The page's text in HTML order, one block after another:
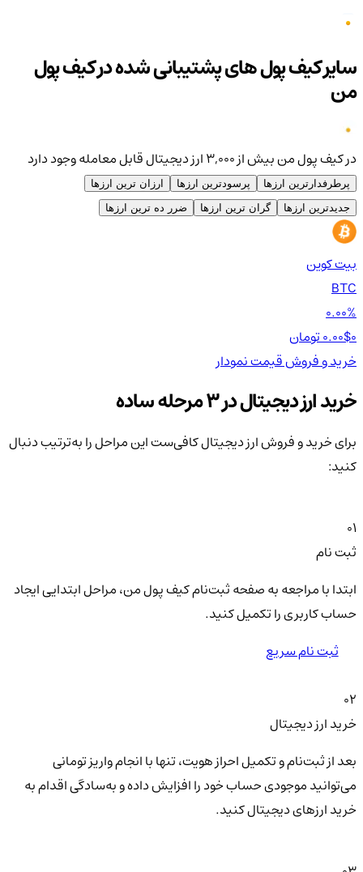
سایر کیف پول های پشتیبانی شده در کیف پول
من
در کیف پول من بیش از ۳,۰۰۰ ارز دیجیتال قابل معامله وجود دارد
پرطرفدارترین ارزها پرسودترین ارزها
ارزان ترین ارزها
جدیدترین ارزها
گران ترین ارزها ضرر ده ترین ارزها
بیت کوین
BTC
0.00%
0.00$
خرید و فروشقیمتنمودار
خرید ارز دیجیتال در 3 مرحله ساده
برای خرید و فروش ارز دیجیتال کافی‌ست این مراحل را به‌ترتیب دنبال
کنید:
01
ثبت نام
ابتدا با مراجعه به صفحه ثبت‌نام کیف‌ پول من، مراحل ابتدایی ایجاد
حساب کاربری را تکمیل کنید.
ثبت نام سریع
02
خرید ارز دیجیتال
بعد از ثبت‌نام و تکمیل احراز هویت، تنها با انجام واریز تومانی
می‌توانید موجودی حساب خود را افزایش داده و به‌سادگی اقدام به
خرید ارزهای دیجیتال کنید.